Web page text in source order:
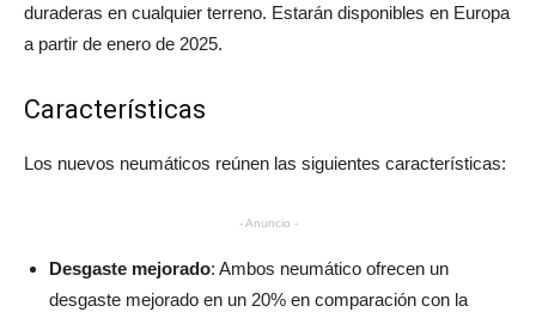
duraderas en cualquier terreno. Estarán disponibles en Europa
a partir de enero de 2025.
Características
Los nuevos neumáticos reúnen las siguientes características:
- Anuncio -
Desgaste mejorado: Ambos neumático ofrecen un
desgaste mejorado en un 20% en comparación con la